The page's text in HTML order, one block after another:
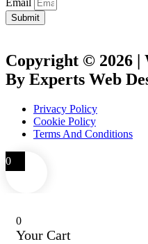
Email
Submit
Copyright © 2026 |
By Experts Web
Privacy Policy
Cookie Policy
Terms And Conditions
0
0
Your Cart